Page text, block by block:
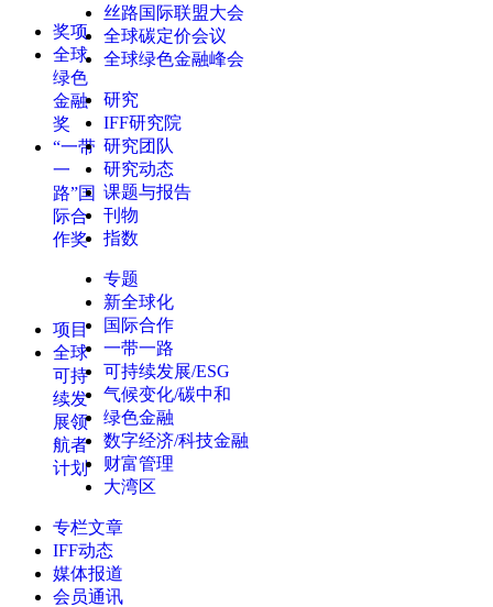
奖项
全球
绿色
金融
奖
“一带
一
路”国
际合
作奖
项目
全球
可持
续发
展领
航者
计划
丝路国际联盟大会
全球碳定价会议
全球绿色金融峰会
研究
IFF研究院
研究团队
研究动态
课题与报告
刊物
指数
专题
新全球化
国际合作
一带一路
可持续发展/ESG
气候变化/碳中和
绿色金融
数字经济/科技金融
财富管理
大湾区
专栏文章
IFF动态
媒体报道
会员通讯